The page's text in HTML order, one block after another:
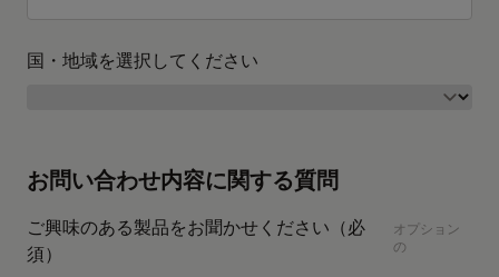
国・地域を選択してください
お問い合わせ内容に関する質問
ご興味のある製品をお聞かせください（必
須）
オプション
の